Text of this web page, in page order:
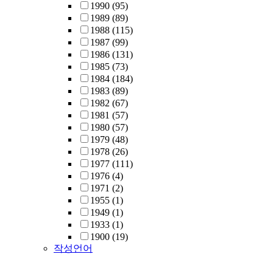
1990 (95)
1989 (89)
1988 (115)
1987 (99)
1986 (131)
1985 (73)
1984 (184)
1983 (89)
1982 (67)
1981 (57)
1980 (57)
1979 (48)
1978 (26)
1977 (111)
1976 (4)
1971 (2)
1955 (1)
1949 (1)
1933 (1)
1900 (19)
작성언어